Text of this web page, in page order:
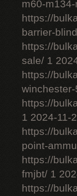
m60-
https://
barrier-
https://
sale/ 1
https://
https://
1 2024-11-
https://
point-
https://
fmjbt/ 1
https://